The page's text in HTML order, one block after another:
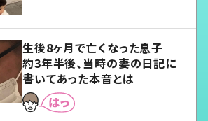
生後8ヶ月で亡くなった息子
約3年半後、当時の妻の日記に
書いてあった本音とは